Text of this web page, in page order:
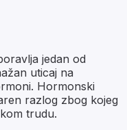
jedan od
uticaj na
Hormonski
razlog zbog kojeg
trudu.